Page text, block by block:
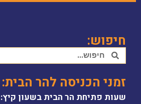
חיפוש:
זמני הכניסה להר הבית:
שעות פתיחת הר הבית בשעון קיץ: